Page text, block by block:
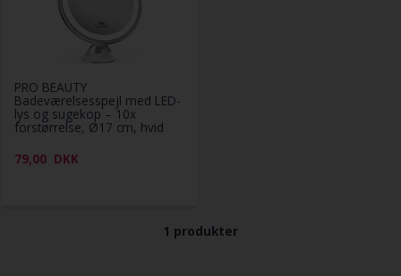
PRO BEAUTY
Badeværelsesspejl med LED-
lys og sugekop – 10x
forstørrelse, Ø17 cm, hvid
79,00 DKK
1 produkter